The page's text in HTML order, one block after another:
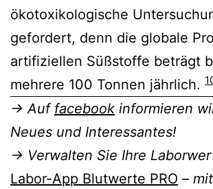
ökotoxikologische
gefordert, denn die globale
artifiziellen Süßstoffe beträgt
mehrere 100 Tonnen jährlich.
→ Auf facebook informieren
Neues und Interessantes!
→ Verwalten Sie Ihre
Labor-App Blutwerte PRO – mit